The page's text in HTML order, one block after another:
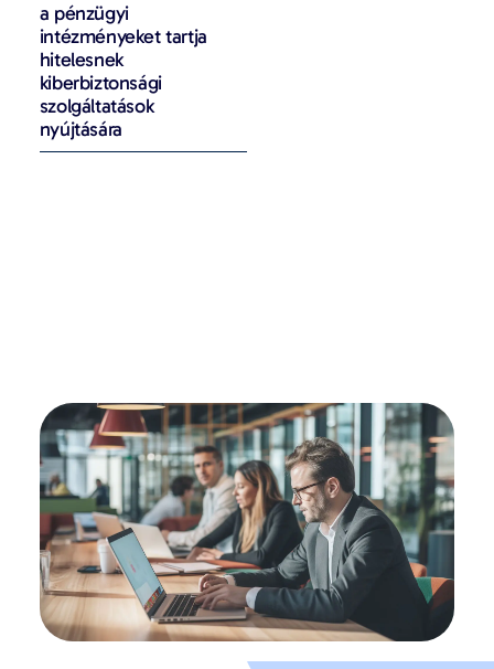
a pénzügyi
intézményeket tartja
hitelesnek
kiberbiztonsági
szolgáltatások
nyújtására